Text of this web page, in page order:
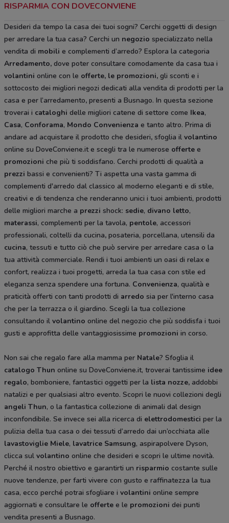
RISPARMIA CON DOVECONVIENE
Desideri da tempo la casa dei tuoi sogni? Cerchi oggetti di design
per arredare la tua casa? Cerchi un negozio specializzato nella
vendita di mobili e complementi d’arredo? Esplora la categoria
Arredamento, dove poter consultare comodamente da casa tua i
volantini online con le offerte, le promozioni, gli sconti e i
sottocosto dei migliori negozi dedicati alla vendita di prodotti per la
casa e per l’arredamento, presenti a Busnago. In questa sezione
troverai i cataloghi delle migliori catene di settore come Ikea,
Casa, Conforama, Mondo Convenienza e tanto altro. Prima di
andare ad acquistare il prodotto che desideri, sfoglia il volantino
online su DoveConviene.it e scegli tra le numerose offerte e
promozioni che più ti soddisfano. Cerchi prodotti di qualità a
prezzi bassi e convenienti? Ti aspetta una vasta gamma di
complementi d'arredo dal classico al moderno eleganti e di stile,
creativi e di tendenza che renderanno unici i tuoi ambienti, prodotti
delle migliori marche a prezzi shock: sedie, divano letto,
materassi, complementi per la tavola, pentole, accessori
professionali, coltelli da cucina, posateria, porcellana, utensili da
cucina, tessuti e tutto ciò che può servire per arredare casa o la
tua attività commerciale. Rendi i tuoi ambienti un oasi di relax e
confort, realizza i tuoi progetti, arreda la tua casa con stile ed
eleganza senza spendere una fortuna. Convenienza, qualità e
praticità offerti con tanti prodotti di arredo sia per l'interno casa
che per la terrazza o il giardino. Scegli la tua collezione
consultando il volantino online del negozio che più soddisfa i tuoi
gusti e approfitta delle vantaggiosissime promozioni in corso.
Non sai che regalo fare alla mamma per Natale? Sfoglia il
catalogo Thun online su DoveConviene.it, troverai tantissime idee
regalo, bomboniere, fantastici oggetti per la lista nozze, addobbi
natalizi e per qualsiasi altro evento. Scopri le nuovi collezioni degli
angeli Thun, o la fantastica collezione di animali dal design
inconfondibile. Se invece sei alla ricerca di elettrodomestici per la
pulizia della tua casa o dei tessuti d’arredo dai un’occhiata alle
lavastoviglie Miele, lavatrice Samsung, aspirapolvere Dyson,
clicca sul volantino online che desideri e scopri le ultime novità.
Perché il nostro obiettivo e garantirti un risparmio costante sulle
nuove tendenze, per farti vivere con gusto e raffinatezza la tua
casa, ecco perché potrai sfogliare i volantini online sempre
aggiornati e consultare le offerte e le promozioni dei punti
vendita presenti a Busnago.